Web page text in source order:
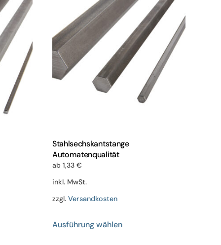
Varianten
auf.
Die
Optionen
können
auf
Produktseite
Stahlsechskantstange
Automatenqualität
ab 1,33 €
inkl. MwSt.
zzgl. Versandkosten
Ausführung wählenProdukt